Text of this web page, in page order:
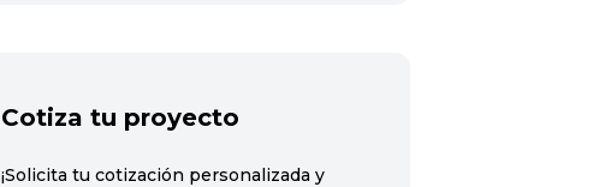
Cotiza tu proyecto
¡Solicita tu cotización personalizada y